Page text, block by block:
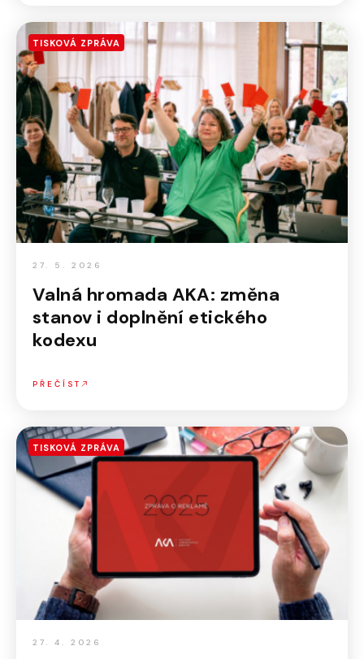
TISKOVÁ ZPRÁVA
27. 5. 2026
Valná hromada AKA: změna
stanov i doplnění etického
kodexu
PŘEČÍST
TISKOVÁ ZPRÁVA
27. 4. 2026